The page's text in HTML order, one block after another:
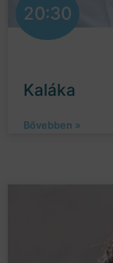
20:30
Kaláka
Bővebben »